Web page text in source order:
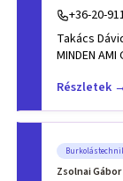
+36-20-
Takács
MINDEN AMI
Részletek →
Zsolnai